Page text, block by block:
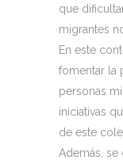
que
migrantes
En este
fomentar la
personas
iniciativas
de este
Además,